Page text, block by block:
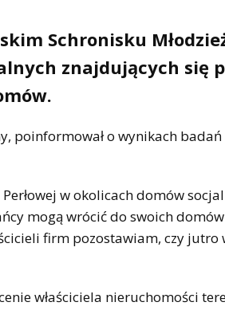
Schronisku
znajdujących się
poinformował o wynikach
w okolicach domów
mogą wrócić do swoich
firm pozostawiam, czy jutro
właściciela nieruchomości